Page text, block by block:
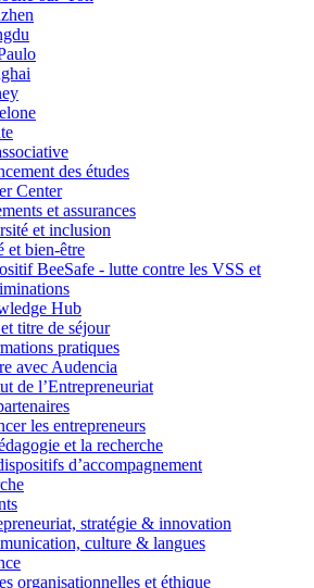
des études
Center
et assurances
et inclusion
et bien-être
BeeSafe - lutte contre les VSS et
Hub
titre de séjour
pratiques
avec Audencia
de l’Entrepreneuriat
les entrepreneurs
et la recherche
d’accompagnement
stratégie & innovation
culture & langues
organisationnelles et éthique